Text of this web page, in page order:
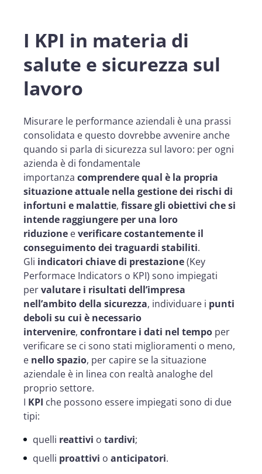
I KPI in materia di
salute e sicurezza sul
lavoro
Misurare le performance aziendali è una prassi
consolidata e questo dovrebbe avvenire anche
quando si parla di sicurezza sul lavoro: per ogni
azienda è di fondamentale
importanza comprendere qual è la propria
situazione attuale nella gestione dei rischi di
infortuni e malattie, fissare gli obiettivi che si
intende raggiungere per una loro
riduzione everificare costantemente il
conseguimento dei traguardi stabiliti.
Gli indicatori chiave di prestazione(Key
Performace Indicators o KPI) sono impiegati
pervalutare i risultati dell’impresa
nell’ambito della sicurezza, individuare i punti
deboli su cui è necessario
intervenire, confrontare i dati nel tempo per
verificare se ci sono stati miglioramenti o meno,
e nello spazio, per capire se la situazione
aziendale è in linea con realtà analoghe del
proprio settore.
I KPI che possono essere impiegati sono di due
tipi:
quelli reattivi o tardivi;
quelli proattivi o anticipatori.